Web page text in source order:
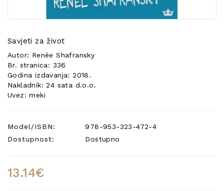
Savjeti za život
Autor: Renée Shafransky
Br. stranica: 336
Godina izdavanja: 2018.
Nakladnik: 24 sata d.o.o.
Uvez: meki
Model/ISBN:
978-953-323-472-4
Dostupnost:
Dostupno
13.14€